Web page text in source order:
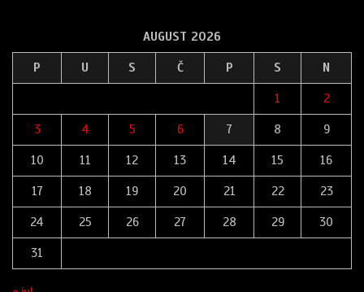
AUGUST 2026
P U S Č P S N
1 2
3 4 5 6 7 8 9
10 11 12 13 14 15 16
17 18 19 20 21 22 23
24 25 26 27 28 29 30
31